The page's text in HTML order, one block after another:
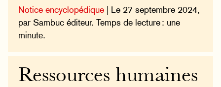
Notice encyclopédique | Le 27 septembre 2024,
par Sambuc éditeur. Temps de lecture : une
minute.
Ressources humaines